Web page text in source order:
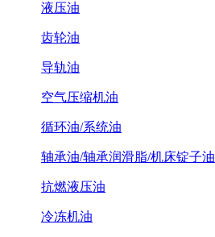
液压油
齿轮油
导轨油
空气压缩机油
循环油/系统油
轴承油/轴承润滑脂/机床锭子油
抗燃液压油
冷冻机油